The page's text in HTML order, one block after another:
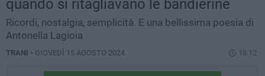
quando si ritagliavano le bandierine
Ricordi, nostalgia, semplicità. E una bellissima poesia di
Antonella Lagioia
TRANI - GIOVEDÌ 15 AGOSTO 2024 19.12